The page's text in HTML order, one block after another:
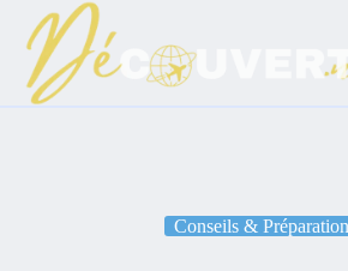
contenu
Conseils &